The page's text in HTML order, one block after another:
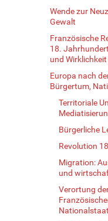
Wende zur
Gewalt
Französische
18.
und Wirklichkeit
Europa nach
Bürgertum,
Territoriale
Bürgerliche
Revolution
Migration:
und
Verortung